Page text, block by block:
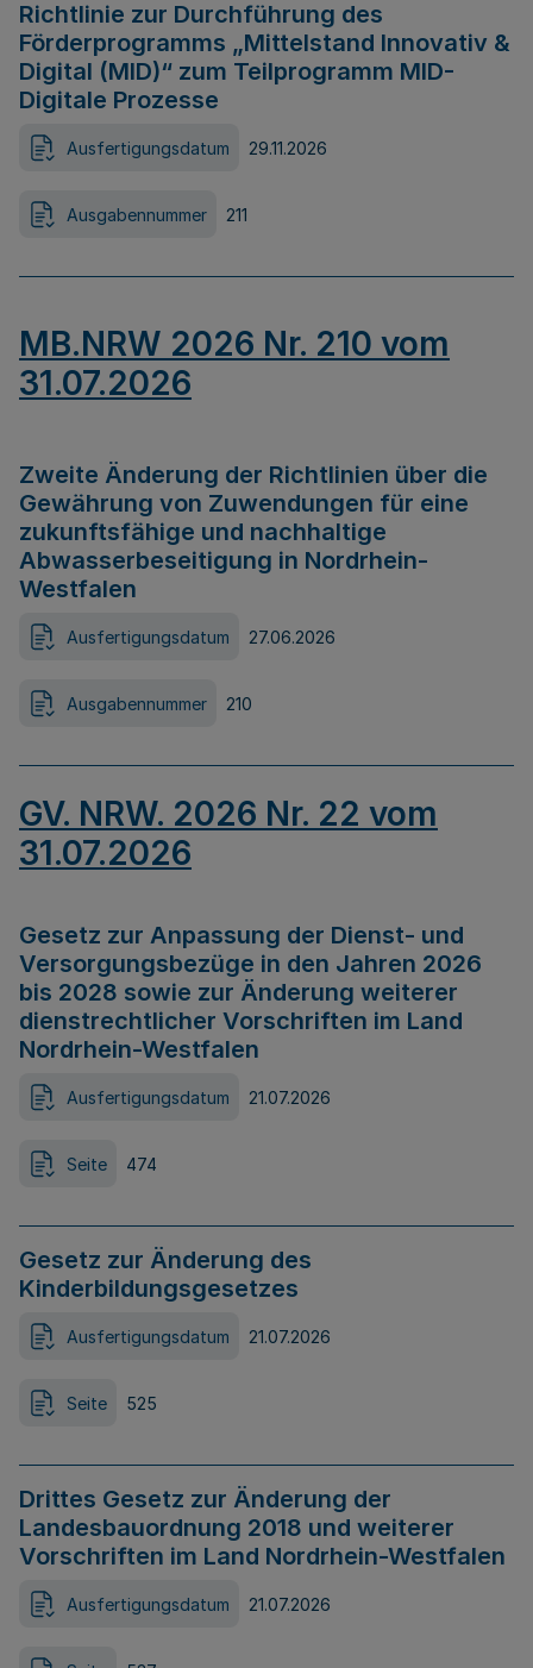
Richtlinie zur Durchführung des
Förderprogramms „Mittelstand Innovativ &
Digital (MID)“ zum Teilprogramm MID-
Digitale Prozesse
Ausfertigungsdatum 29.11.2026
Ausgabennummer 211
MB.NRW 2026 Nr. 210 vom
31.07.2026
Zweite Änderung der Richtlinien über die
Gewährung von Zuwendungen für eine
zukunftsfähige und nachhaltige
Abwasserbeseitigung in Nordrhein-
Westfalen
Ausfertigungsdatum 27.06.2026
Ausgabennummer 210
GV. NRW. 2026 Nr. 22 vom
31.07.2026
Gesetz zur Anpassung der Dienst- und
Versorgungsbezüge in den Jahren 2026
bis 2028 sowie zur Änderung weiterer
dienstrechtlicher Vorschriften im Land
Nordrhein-Westfalen
Ausfertigungsdatum 21.07.2026
Seite 474
Gesetz zur Änderung des
Kinderbildungsgesetzes
Ausfertigungsdatum 21.07.2026
Seite 525
Drittes Gesetz zur Änderung der
Landesbauordnung 2018 und weiterer
Vorschriften im Land Nordrhein-Westfalen
Ausfertigungsdatum 21.07.2026